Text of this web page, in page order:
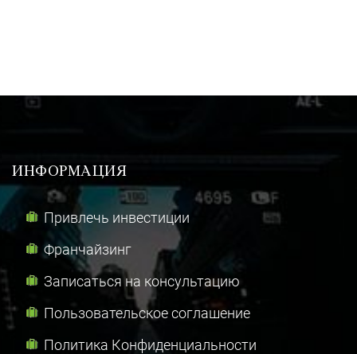
ИНФОРМАЦИЯ
Привлечь инвестиции
Франчайзинг
Записаться на консультацию
Пользовательское соглашение
Политика Конфиденциальности